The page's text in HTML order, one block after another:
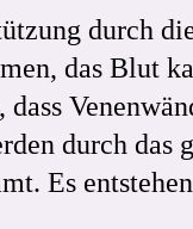
durch
das Blut
durch das
Es